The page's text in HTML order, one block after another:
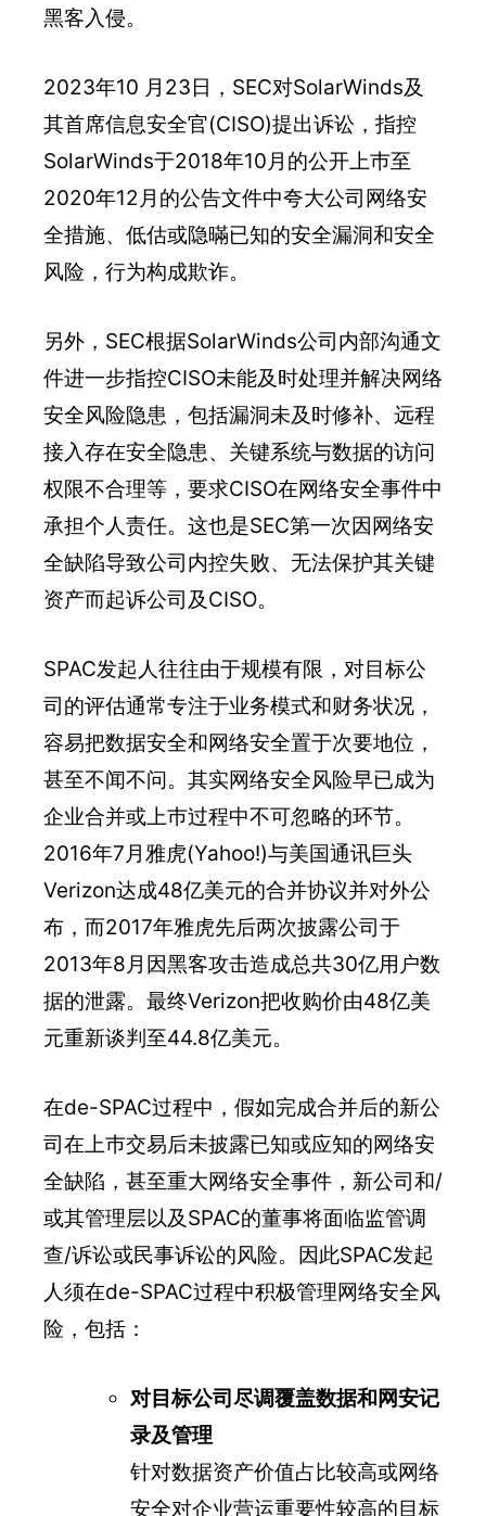
黑客入侵。
2023年10 月23日，SEC对SolarWinds及
其首席信息安全官(CISO)提出诉讼，指控
SolarWinds于2018年10月的公开上巿至
2020年12月的公告文件中夸大公司网络安
全措施、低估或隐暪已知的安全漏洞和安全
风险，行为构成欺诈。
另外，SEC根据SolarWinds公司内部沟通文
件进一步指控CISO未能及时处理并解决网络
安全风险隐患，包括漏洞未及时修补、远程
接入存在安全隐患、关键系统与数据的访问
权限不合理等，要求CISO在网络安全事件中
承担个人责任。这也是SEC第一次因网络安
全缺陷导致公司内控失败、无法保护其关键
资产而起诉公司及CISO。
SPAC发起人往往由于规模有限，对目标公
司的评估通常专注于业务模式和财务状况，
容易把数据安全和网络安全置于次要地位，
甚至不闻不问。其实网络安全风险早已成为
企业合并或上巿过程中不可忽略的环节。
2016年7月雅虎(Yahoo!)与美国通讯巨头
Verizon达成48亿美元的合并协议并对外公
布，而2017年雅虎先后两次披露公司于
2013年8月因黑客攻击造成总共30亿用户数
据的泄露。最终Verizon把收购价由48亿美
元重新谈判至44.8亿美元。
在de-SPAC过程中，假如完成合并后的新公
司在上巿交易后未披露已知或应知的网络安
全缺陷，甚至重大网络安全事件，新公司和/
或其管理层以及SPAC的董事将面临监管调
查/诉讼或民事诉讼的风险。因此SPAC发起
人须在de-SPAC过程中积极管理网络安全风
险，包括：
对目标公司尽调覆盖数据和网安记
录及管理
针对数据资产价值占比较高或网络
安全对企业营运重要性较高的目标